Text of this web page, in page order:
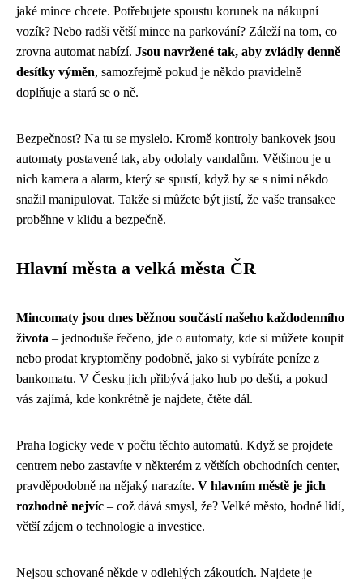
jaké mince chcete. Potřebujete spoustu korunek na nákupní
vozík? Nebo radši větší mince na parkování? Záleží na tom, co
zrovna automat nabízí. Jsou navržené tak, aby zvládly denně
desítky výměn, samozřejmě pokud je někdo pravidelně
doplňuje a stará se o ně.
Bezpečnost? Na tu se myslelo. Kromě kontroly bankovek jsou
automaty postavené tak, aby odolaly vandalům. Většinou je u
nich kamera a alarm, který se spustí, když by se s nimi někdo
snažil manipulovat. Takže si můžete být jistí, že vaše transakce
proběhne v klidu a bezpečně.
Hlavní města a velká města ČR
Mincomaty jsou dnes běžnou součástí našeho každodenního
života – jednoduše řečeno, jde o automaty, kde si můžete koupit
nebo prodat kryptoměny podobně, jako si vybíráte peníze z
bankomatu. V Česku jich přibývá jako hub po dešti, a pokud
vás zajímá, kde konkrétně je najdete, čtěte dál.
Praha logicky vede v počtu těchto automatů. Když se projdete
centrem nebo zastavíte v některém z větších obchodních center,
pravděpodobně na nějaký narazíte. V hlavním městě je jich
rozhodně nejvíc – což dává smysl, že? Velké město, hodně lidí,
větší zájem o technologie a investice.
Nejsou schované někde v odlehlých zákoutích. Najdete je